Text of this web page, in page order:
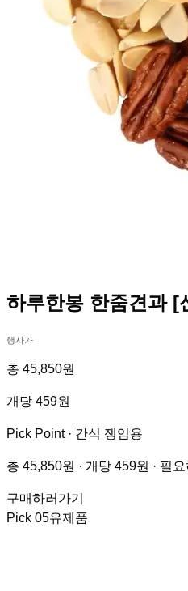
하루한봉 한줌견과 [
행사가
총 45,850원
개당 459원
Pick Point · 간식 쟁임용
총 45,850원 · 개당 459원 · 필
구매하러가기
Pick 05유제품